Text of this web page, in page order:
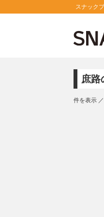
スナック
庶路
件を表示 ／